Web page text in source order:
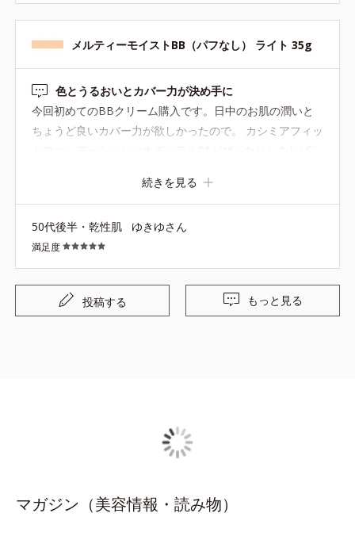
メルティーモイストBB（パフなし） ライト 35g
色とうるおいとカバー力が決め手に
今回初めてのBBクリーム購入です。日中のお肌の潤いと
ちょうど良いカバー力が欲しかったので。 カシミアフィッ
た。 BB３種のうち、こちらが一番今の私に合う色とうる
います❣️ サンプル使用で、他のBBのそれぞれの良さもと
ってもよくわかりました
続きを見る
50代後半・乾性肌 ゆきゆさん
満足度
投稿する もっと見る
マガジン（美容情報・読み物）